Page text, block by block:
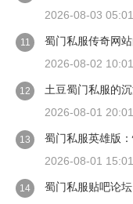
2026-08-03
11
蜀门私服传奇网
2026-08-02
12
土豆蜀门私服的
2026-08-01
13
蜀门私服英雄版
2026-08-01
14
蜀门私服贴吧论